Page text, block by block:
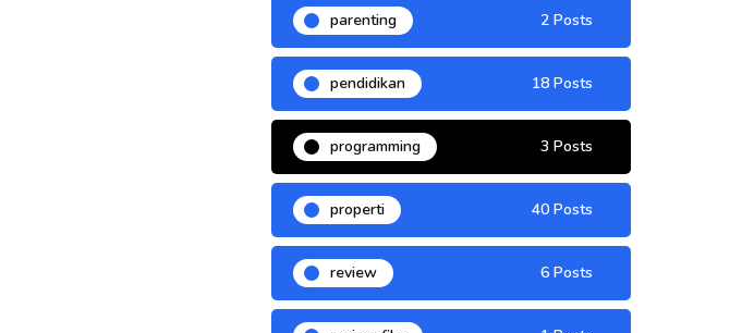
parenting 2 Posts
pendidikan 18 Posts
programming 3 Posts
properti 40 Posts
review 6 Posts